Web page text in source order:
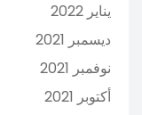
يناير 2022
ديسمبر 2021
نوفمبر 2021
أكتوبر 2021